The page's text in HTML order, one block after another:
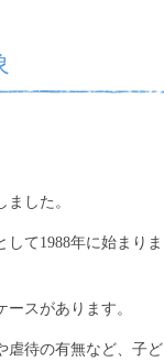
した。
て1988年に始まり
スがあります。
待の有無など、子